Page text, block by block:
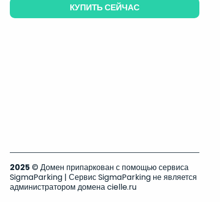
КУПИТЬ СЕЙЧАС
2025 © Домен припаркован с помощью сервиса
SigmaParking | Сервис SigmaParking не является
администратором домена cielle.ru